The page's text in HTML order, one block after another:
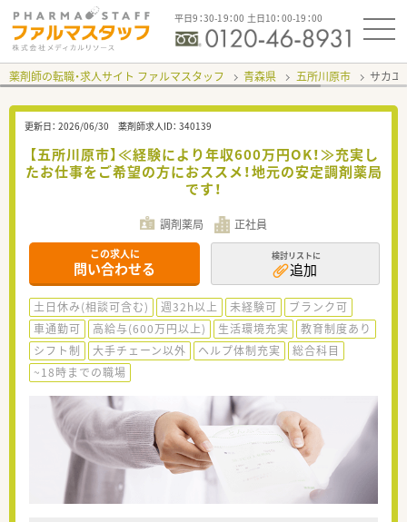
平日9：30-19：00 土日10：00-19：00
薬剤師の転職・求人サイト ファルマスタッフ 青森県 五所川原市 サカエ
更新日： 2026/06/30 薬剤師求人ID： 340139
【五所川原市】≪経験により年収600万円OK！≫充実し
たお仕事をご希望の方におススメ！地元の安定調剤薬局
です！
調剤薬局 正社員
この求人に
問い合わせる
検討リストに
追加
土日休み(相談可含む) 週32h以上 未経験可
ブランク可
車通勤可
高給与(600万円以上) 生活環境充実
教育制度あり
シフト制
大手チェーン以外 ヘルプ体制充実
総合科目
~18時までの職場